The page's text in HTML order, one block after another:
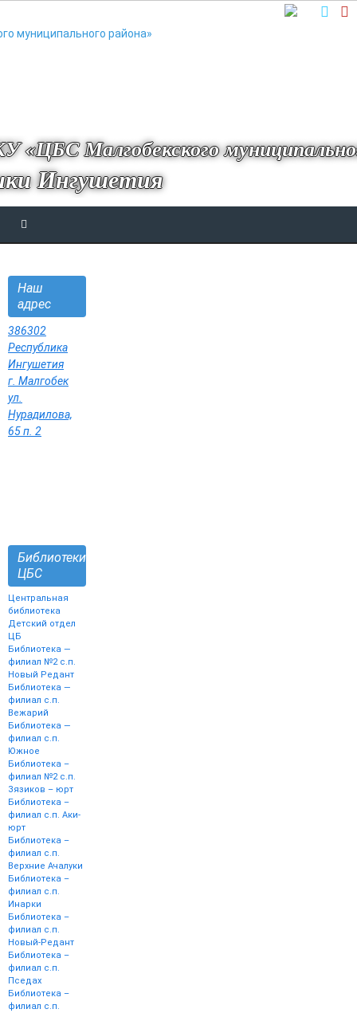
«ЦБС Малгобекского
Ингушетия
Наш
адрес
386302
Республика
Ингушетия
г. Малгобек
ул.
Нурадилова,
65 п. 2
Библиотеки
ЦБС
Центральная
библиотека
Детский отдел
ЦБ
Библиотека —
филиал №2 с.п.
Новый Редант
Библиотека —
филиал с.п.
Вежарий
Библиотека —
филиал с.п.
Южное
Библиотека –
филиал №2 с.п.
Зязиков – юрт
Библиотека –
филиал с.п. Аки-
юрт
Библиотека –
филиал с.п.
Верхние Ачалуки
Библиотека –
филиал с.п.
Инарки
Библиотека –
филиал с.п.
Новый-Редант
Библиотека –
филиал с.п.
Пседах
Библиотека –
филиал с.п.